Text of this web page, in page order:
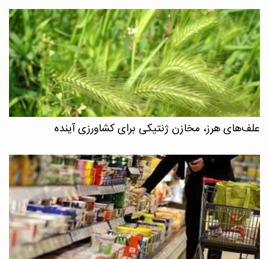
علف‌های هرز، مخازن ژنتیکی برای کشاورزی آینده